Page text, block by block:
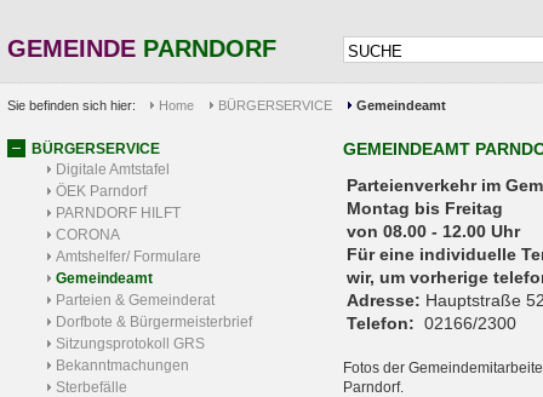
GEMEINDE PARNDORF
Sie befinden sich hier: Home BÜRGERSERVICE Gemeindeamt
BÜRGERSERVICE
Digitale Amtstafel
ÖEK Parndorf
PARNDORF HILFT
CORONA
Amtshelfer/ Formulare
Gemeindeamt
Parteien & Gemeinderat
Dorfbote & Bürgermeisterbrief
Sitzungsprotokoll GRS
Bekanntmachungen
Sterbefälle
GEMEINDEAMT
Parteienverkehr
Montag bis Freitag
von 08.00 - 12.00 Uhr
Für eine individuelle
wir, um vorherige
Adresse: Hauptstraße
Telefon: 02166/2300
Fotos der
Parndorf.